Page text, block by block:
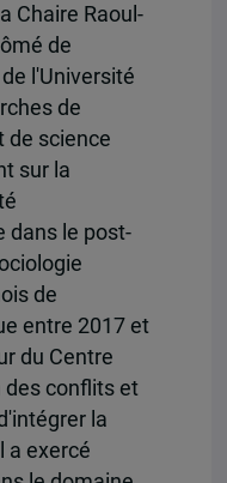
Chaire Raoul-
de
l'Université
de
de science
sur la
dans le post-
de
entre 2017 et
du Centre
des conflits et
la
a exercé